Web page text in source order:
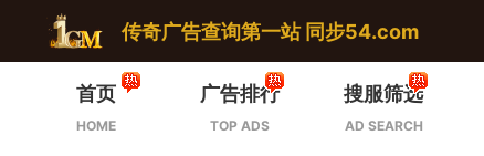
传奇广告查询第一站 同步54.com
首页
HOME
广告排行
TOP ADS
搜服筛选
AD SEARCH